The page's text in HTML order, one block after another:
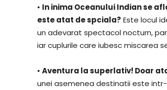
• In inima Oceanului Indian se
este atat de spciala? Este locul
un adevarat spectacol nocturn,
iar cuplurile care iubesc miscarea
• Aventura la superlativ! Doar
unei asemenea destinatii este